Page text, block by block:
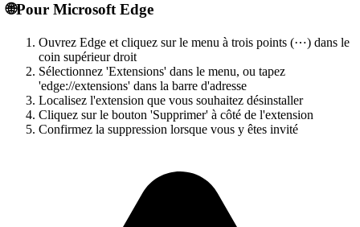
🌐Pour Microsoft Edge
Ouvrez Edge et cliquez sur le menu à trois points (⋯) dans le
coin supérieur droit
Sélectionnez 'Extensions' dans le menu, ou tapez
'edge://extensions' dans la barre d'adresse
Localisez l'extension que vous souhaitez désinstaller
Cliquez sur le bouton 'Supprimer' à côté de l'extension
Confirmez la suppression lorsque vous y êtes invité